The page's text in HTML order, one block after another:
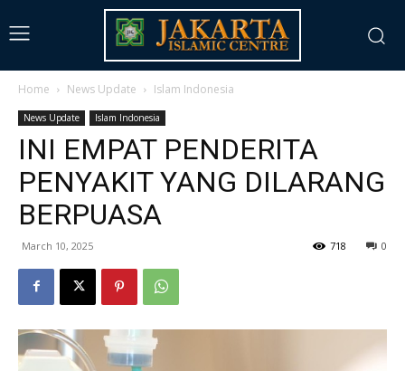
Home News Update Islam Indonesia
News Update Islam Indonesia
INI EMPAT PENDERITA
PENYAKIT YANG DILARANG
BERPUASA
March 10, 2025 0
718